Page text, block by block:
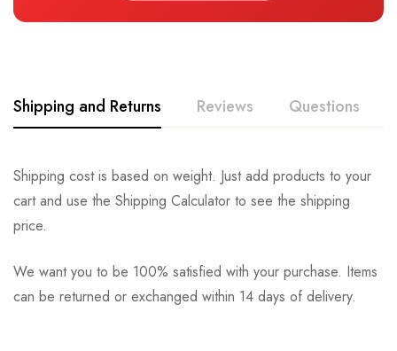
Shipping and Returns Reviews Questions
Shipping cost is based on weight. Just add products to your
cart and use the Shipping Calculator to see the shipping
price.
We want you to be 100% satisfied with your purchase. Items
can be returned or exchanged within 14 days of delivery.